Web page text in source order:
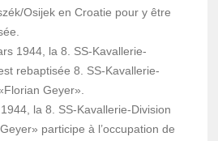
Osijek en Croatie pour y être
1944, la 8. SS-Kavallerie-
rebaptisée 8. SS-Kavallerie-
Geyer».
la 8. SS-Kavallerie-Division
participe à l’occupation de